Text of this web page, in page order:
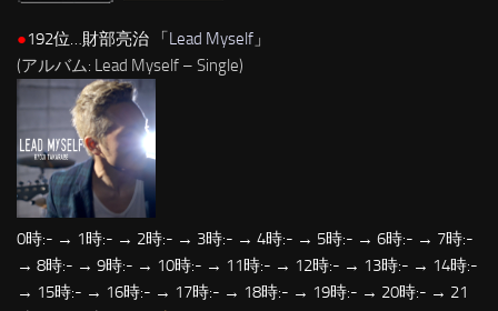
●192位…財部亮治 「Lead Myself 」
(アルバム: Lead Myself – Single)
0時:- → 1時:- → 2時:- → 3時:- → 4時:- → 5時:- → 6時:- → 7時:-
→ 8時:- → 9時:- → 10時:- → 11時:- → 12時:- → 13時:- → 14時:-
→ 15時:- → 16時:- → 17時:- → 18時:- → 19時:- → 20時:- → 21